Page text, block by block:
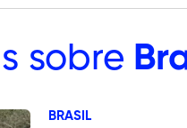
sobre
BRASIL